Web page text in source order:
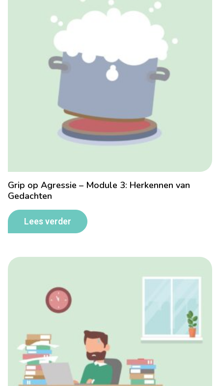
Grip op Agressie – Module 3: Herkennen van
Gedachten
Lees verder